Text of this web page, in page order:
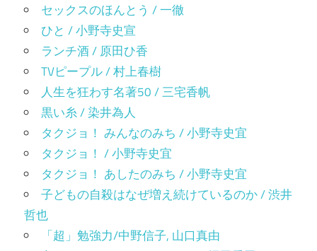
セックスのほんとう / 一徹
ひと / 小野寺史宣
ランチ酒 / 原田ひ香
TVピープル / 村上春樹
人生を狂わす名著50 / 三宅香帆
黒い糸 / 染井為人
タクジョ！ みんなのみち / 小野寺史宜
タクジョ！ / 小野寺史宜
タクジョ！ あしたのみち / 小野寺史宜
子どもの自殺はなぜ増え続けているのか / 渋井
哲也
「超」勉強力/中野信子, 山口真由